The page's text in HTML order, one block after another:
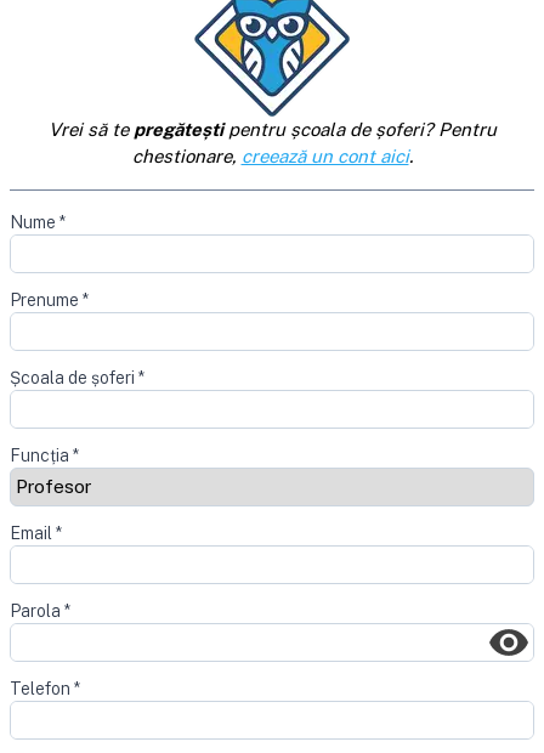
Vrei să te pregăteștipentru școala de șoferi? Pentru
chestionare, creează un cont aici.
Nume *
Prenume *
Școala de șoferi *
Funcția *
Email *
Parola *
Telefon *